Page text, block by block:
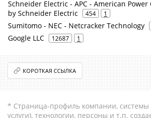
Schneider Electric - APC - American Power
by Schneider Electric
454 1
Sumitomo - NEC - Netcracker Technology
Google LLC 12687 1
КОРОТКАЯ ССЫЛКА
* Страница-профиль компании, системы
услуги), технологии, персоны и т.п.